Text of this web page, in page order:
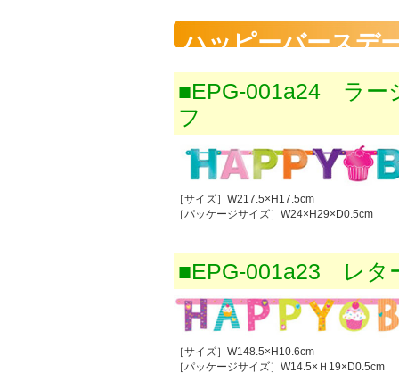
ハッピーバースデ
■EPG-001a24 ラー
フ
［サイズ］W217.5×H17.5cm
［パッケージサイズ］W24×H29×D0.5cm
■EPG-001a23 レタ
［サイズ］W148.5×H10.6cm
［パッケージサイズ］W14.5×Ｈ19×D0.5cm